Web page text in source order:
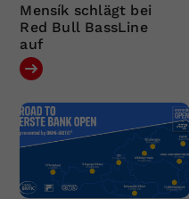
Mensík schlägt bei
Red Bull BassLine
auf